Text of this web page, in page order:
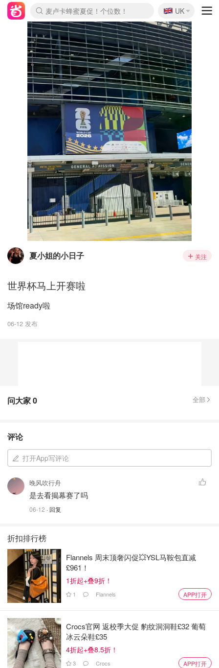
麦卢卡蜂蜜夏促！个位数！
Prada/Miu 4.8折！
啥？必胜客披萨5折！
🇬🇧
UK
夏小姐的小日子 关注
世界杯马上开赛啦
场馆ready啦
06-12 发布
问大家0 全部
评论
打开App写评论
晚风吹行舟
是去看揭幕赛了吗
06-12 · 回复
折扣排行榜
Flannels 周末顶奢闪促💥YSL马鞍包直减
£961！
1折起+叠9折！
1 Flannels APP打开
Crocs官网 返校季大促 豹纹洞洞鞋£32 葡萄
冰云朵鞋£35
4折起+叠8.5折！
3 Crocs APP打开